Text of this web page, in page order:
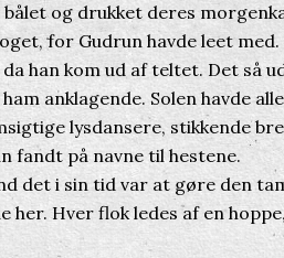
bålet og drukket deres
for Gudrun havde leet med.
han kom ud af teltet. Det så
anklagende. Solen havde
lysdansere, stikkende
fandt på navne til hestene.
det i sin tid var at gøre den
Hver flok ledes af en